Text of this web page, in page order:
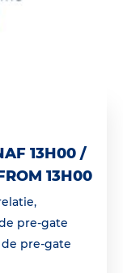
13H00 /
13H00
pre-gate
pre-gate